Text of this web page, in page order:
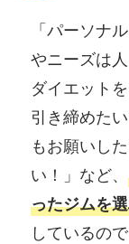
「パーソナ
やニーズは
ダイエット
引き締めた
もお願いし
い！」など、
ったジムを
しているの